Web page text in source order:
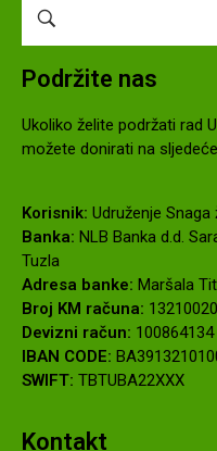
Podržite nas
Ukoliko želite podržati rad
možete donirati na
Korisnik: Udruženje Snaga
Banka: NLB Banka d.d.
Tuzla
Adresa banke: Maršala
Broj KM računa:
Devizni račun: 100864134
IBAN CODE:
SWIFT: TBTUBA22XXX
Kontakt